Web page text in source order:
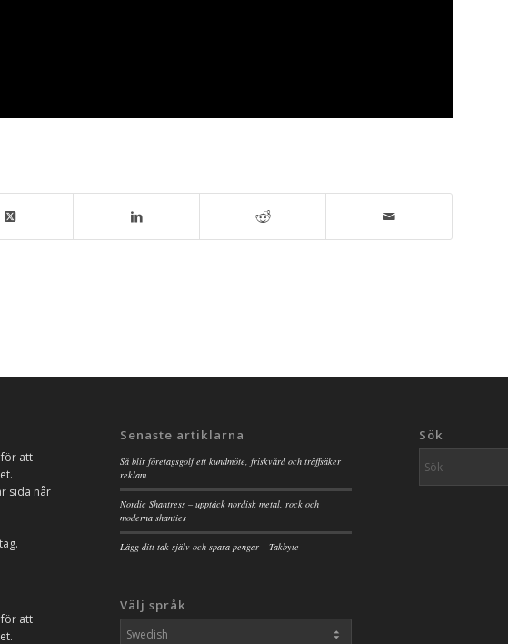
att
sida når
att
Senaste artiklarna
Så blir företagsgolf ett kundmöte, friskvård och träffsäker
reklam
Nordic Shantress – upptäck nordisk metal, rock och
moderna shanties
Lägg ditt tak själv och spara pengar – Takbyte
Välj språk
Sök